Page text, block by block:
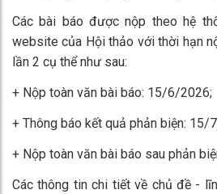
Các bài báo được nộp theo hệ
website của Hội thảo với thời hạn
lần 2 cụ thể như sau:
+ Nộp toàn văn bài báo: 15/6/2026;
+ Thông báo kết quả phản biện: 15/
+ Nộp toàn văn bài báo sau phản
Các thông tin chi tiết về chủ đề -